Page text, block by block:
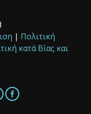
| Πολιτική
κατά Βίας και